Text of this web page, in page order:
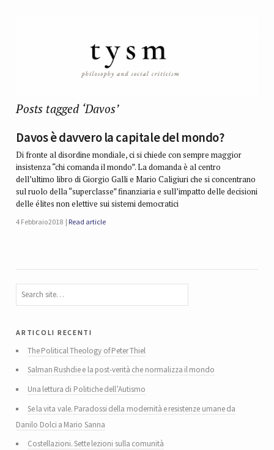
Posts tagged ‘Davos’
Davos è davvero la capitale del mondo?
Di fronte al disordine mondiale, ci si chiede con sempre maggior
insistenza “chi comanda il mondo”. La domanda è al centro
dell’ultimo libro di Giorgio Galli e Mario Caligiuri che si concentrano
sul ruolo della “superclasse” finanziaria e sull’impatto delle decisioni
delle élites non elettive sui sistemi democratici
4 Febbraio 2018 Read article
articoli recenti
The Political Theology of Peter Thiel
Salman Rushdie e la post-verità che normalizza il mondo
Una lettura di Politiche dell’Autismo
Se la vita vale. Paradossi della modernità e resistenze umane da
Danilo Dolci a Mario Sanna
Costellazioni. Sette lezioni sulla comunità